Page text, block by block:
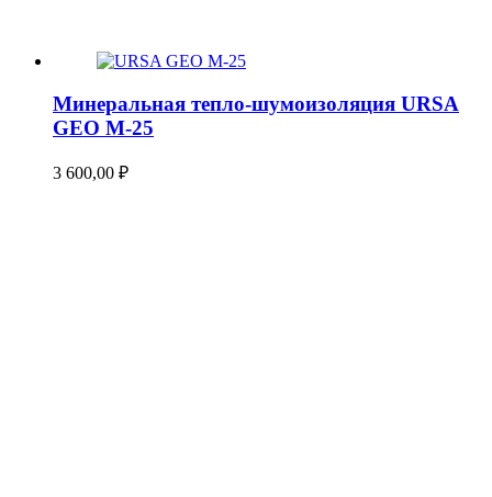
Минеральная тепло-шумоизоляция URSA
GEO М-25
3 600,00 ₽